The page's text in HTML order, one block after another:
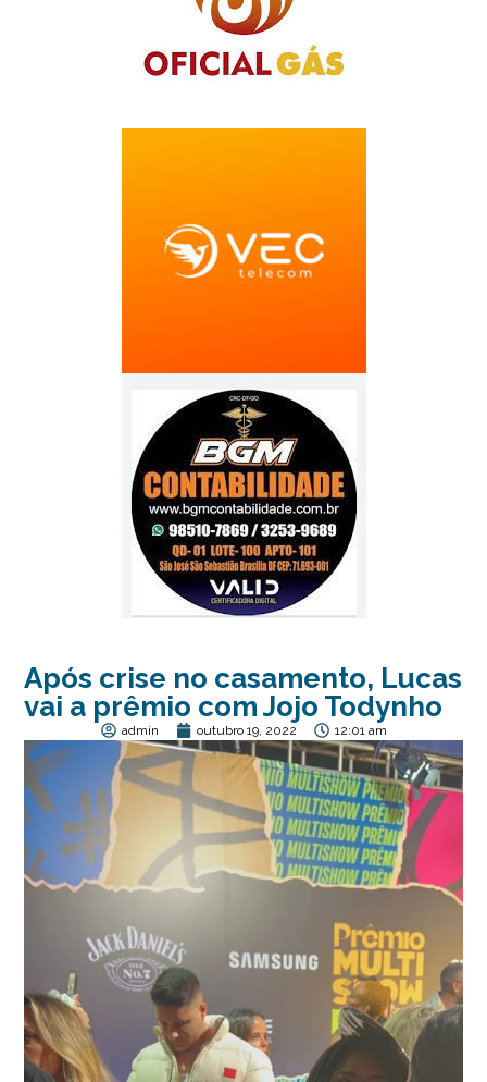
Após crise no casamento, Lucas
vai a prêmio com Jojo Todynho
admin outubro 19, 2022 12:01 am